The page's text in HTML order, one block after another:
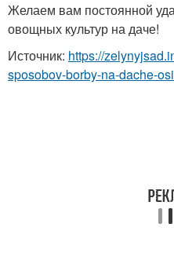
Желаем вам постоянной
овощных культур на даче!
Источник: https://
sposobov-borby-na-dache-